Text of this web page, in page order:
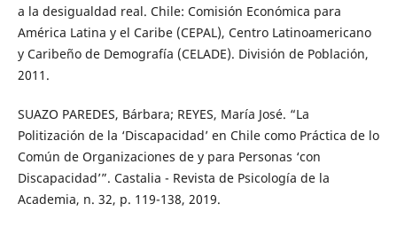
a la desigualdad real. Chile: Comisión Económica para
América Latina y el Caribe (CEPAL), Centro Latinoamericano
y Caribeño de Demografía (CELADE). División de Población,
2011.
SUAZO PAREDES, Bárbara; REYES, María José. “La
Politización de la ‘Discapacidad’ en Chile como Práctica de lo
Común de Organizaciones de y para Personas ‘con
Discapacidad’”. Castalia - Revista de Psicología de la
Academia, n. 32, p. 119-138, 2019.